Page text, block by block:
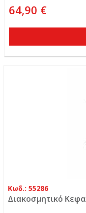
64,90 €
Κωδ.: 55286
Διακοσμητικό